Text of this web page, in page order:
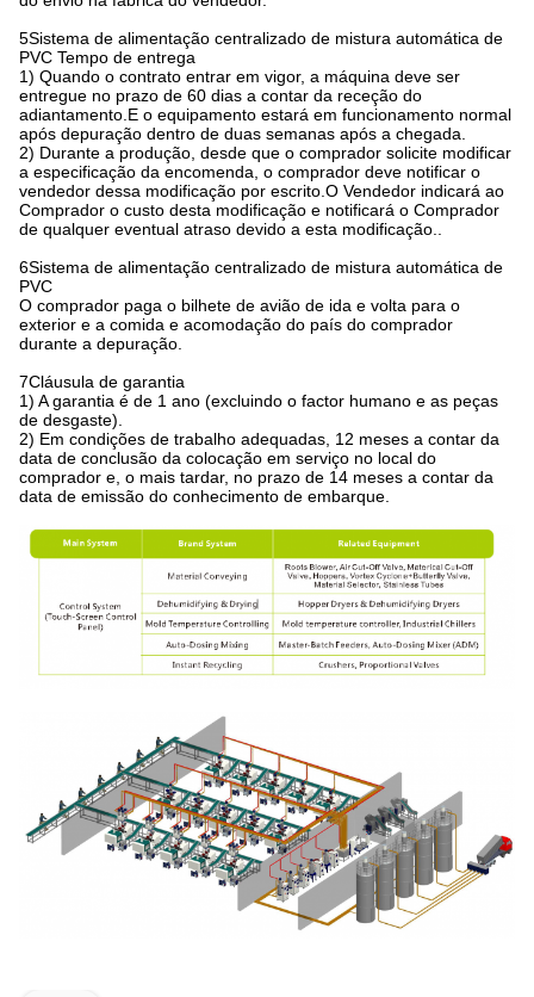
5Sistema de alimentação centralizado de mistura automática de
PVC Tempo de entrega
1) Quando o contrato entrar em vigor, a máquina deve ser
entregue no prazo de 60 dias a contar da receção do
adiantamento.E o equipamento estará em funcionamento normal
após depuração dentro de duas semanas após a chegada.
2) Durante a produção, desde que o comprador solicite modificar
a especificação da encomenda, o comprador deve notificar o
vendedor dessa modificação por escrito.O Vendedor indicará ao
Comprador o custo desta modificação e notificará o Comprador
de qualquer eventual atraso devido a esta modificação..
6Sistema de alimentação centralizado de mistura automática de
PVC
O comprador paga o bilhete de avião de ida e volta para o
exterior e a comida e acomodação do país do comprador
durante a depuração.
7Cláusula de garantia
1) A garantia é de 1 ano (excluindo o factor humano e as peças
de desgaste).
2) Em condições de trabalho adequadas, 12 meses a contar da
data de conclusão da colocação em serviço no local do
comprador e, o mais tardar, no prazo de 14 meses a contar da
data de emissão do conhecimento de embarque.